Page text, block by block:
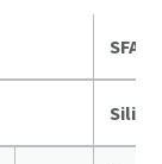
SFA